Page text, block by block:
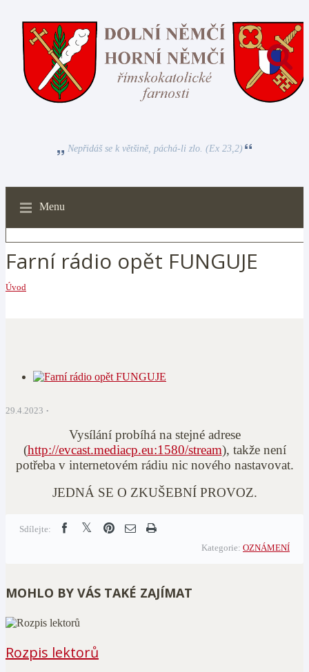
Nepřidáš se k většině, páchá-li zlo. (Ex 23,2)
Menu
Farní rádio opět FUNGUJE
Úvod
29.4.2023
Vysílání probíhá na stejné adrese
(http://evcast.mediacp.eu:1580/stream), takže není
potřeba v internetovém rádiu nic nového nastavovat.
JEDNÁ SE O ZKUŠEBNÍ PROVOZ.
Sdílejte:
Kategorie: OZNÁMENÍ
MOHLO BY VÁS TAKÉ ZAJÍMAT
Rozpis lektorů